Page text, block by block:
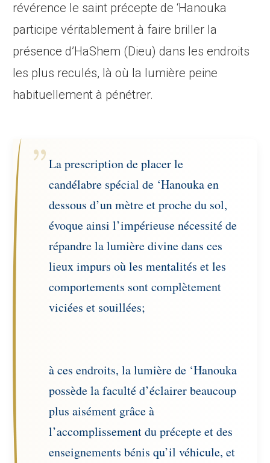
révérence le saint précepte de ‘Hanouka
participe véritablement à faire briller la
présence d’HaShem (Dieu) dans les endroits
les plus reculés, là où la lumière peine
habituellement à pénétrer.
La prescription de placer le
candélabre spécial de ‘Hanouka en
dessous d’un mètre et proche du sol,
évoque ainsi l’impérieuse nécessité de
répandre la lumière divine dans ces
lieux impurs où les mentalités et les
comportements sont complètement
viciées et souillées;
à ces endroits, la lumière de ‘Hanouka
possède la faculté d’éclairer beaucoup
plus aisément grâce à
l’accomplissement du précepte et des
enseignements bénis qu’il véhicule, et